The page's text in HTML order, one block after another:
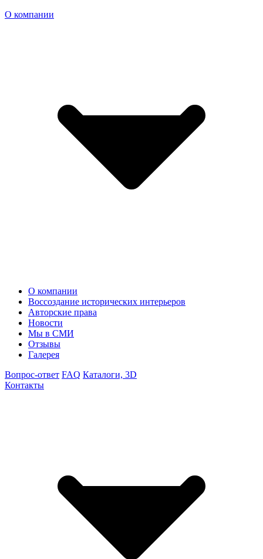
О компании
О компании
Воссоздание исторических интерьеров
Авторские права
Новости
Мы в СМИ
Отзывы
Галерея
Вопрос-ответ FAQ Каталоги, 3D
Контакты